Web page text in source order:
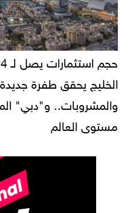
الخليج يحقق طفرة
والمشروبات.. و"دبي"
مستوى العالم